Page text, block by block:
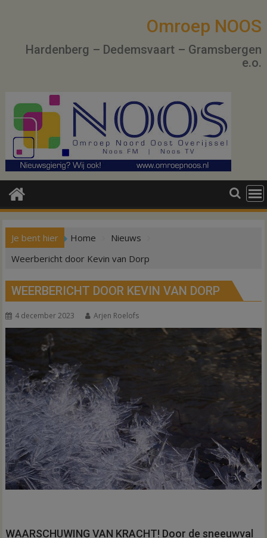
Omroep NOOS
Hardenberg – Dedemsvaart – Gramsbergen
e.o.
Je bent hier Home
Nieuws
Weerbericht door Kevin van Dorp
WEERBERICHT DOOR KEVIN VAN DORP
4 december 2023 Arjen Roelofs
WAARSCHUWING VAN KRACHT! Door de sneeuwval